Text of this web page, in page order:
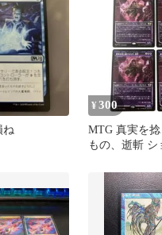
ね
¥ 300
MTG 真実を
もの、逝斬 シ